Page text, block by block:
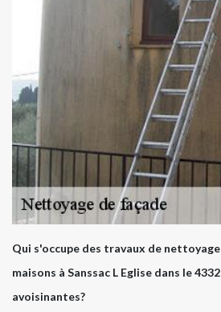
Qui s'occupe des travaux de
maisons à Sanssac L Eglise dans le
avoisinantes?